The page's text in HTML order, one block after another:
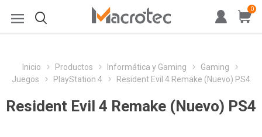
0
Inicio Productos Informática y Gaming
Gaming
Juegos
PlayStation 4 Resident Evil 4 Remake (Nuevo) PS4
Resident Evil 4 Remake (Nuevo) PS4